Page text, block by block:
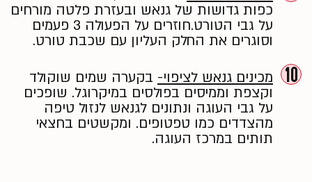
כפות גדושות של גנאש ובעזרת פלטה מורחים
על גבי הטורט.חוזרים על הפעולה 3 פעמים
וסוגרים את החלק העליון עם שכבת טורט.
10 מכינים גנאש לציפוי- בקערה שמים שוקולד
וקצפת וממיסים בפולסים במיקרוגל. שופכים
על גבי העוגה ונתונים לגנאש לנזול טיפה
מהצדדים כמו טפטופים. ומקשטים בחצאי
תותים במרכז העוגה.